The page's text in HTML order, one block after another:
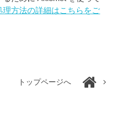
理方法の詳細はこちらをご
トップページへ